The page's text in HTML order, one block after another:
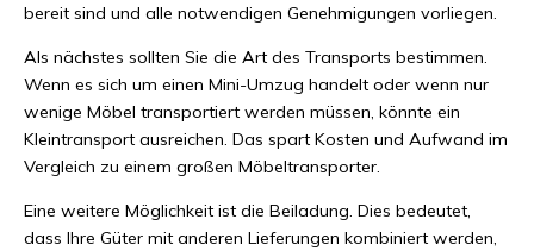
bereit sind und alle notwendigen Genehmigungen vorliegen.
Als nächstes sollten Sie die Art des Transports bestimmen.
Wenn es sich um einen Mini-Umzug handelt oder wenn nur
wenige Möbel transportiert werden müssen, könnte ein
Kleintransport ausreichen. Das spart Kosten und Aufwand im
Vergleich zu einem großen Möbeltransporter.
Eine weitere Möglichkeit ist die Beiladung. Dies bedeutet,
dass Ihre Güter mit anderen Lieferungen kombiniert werden,